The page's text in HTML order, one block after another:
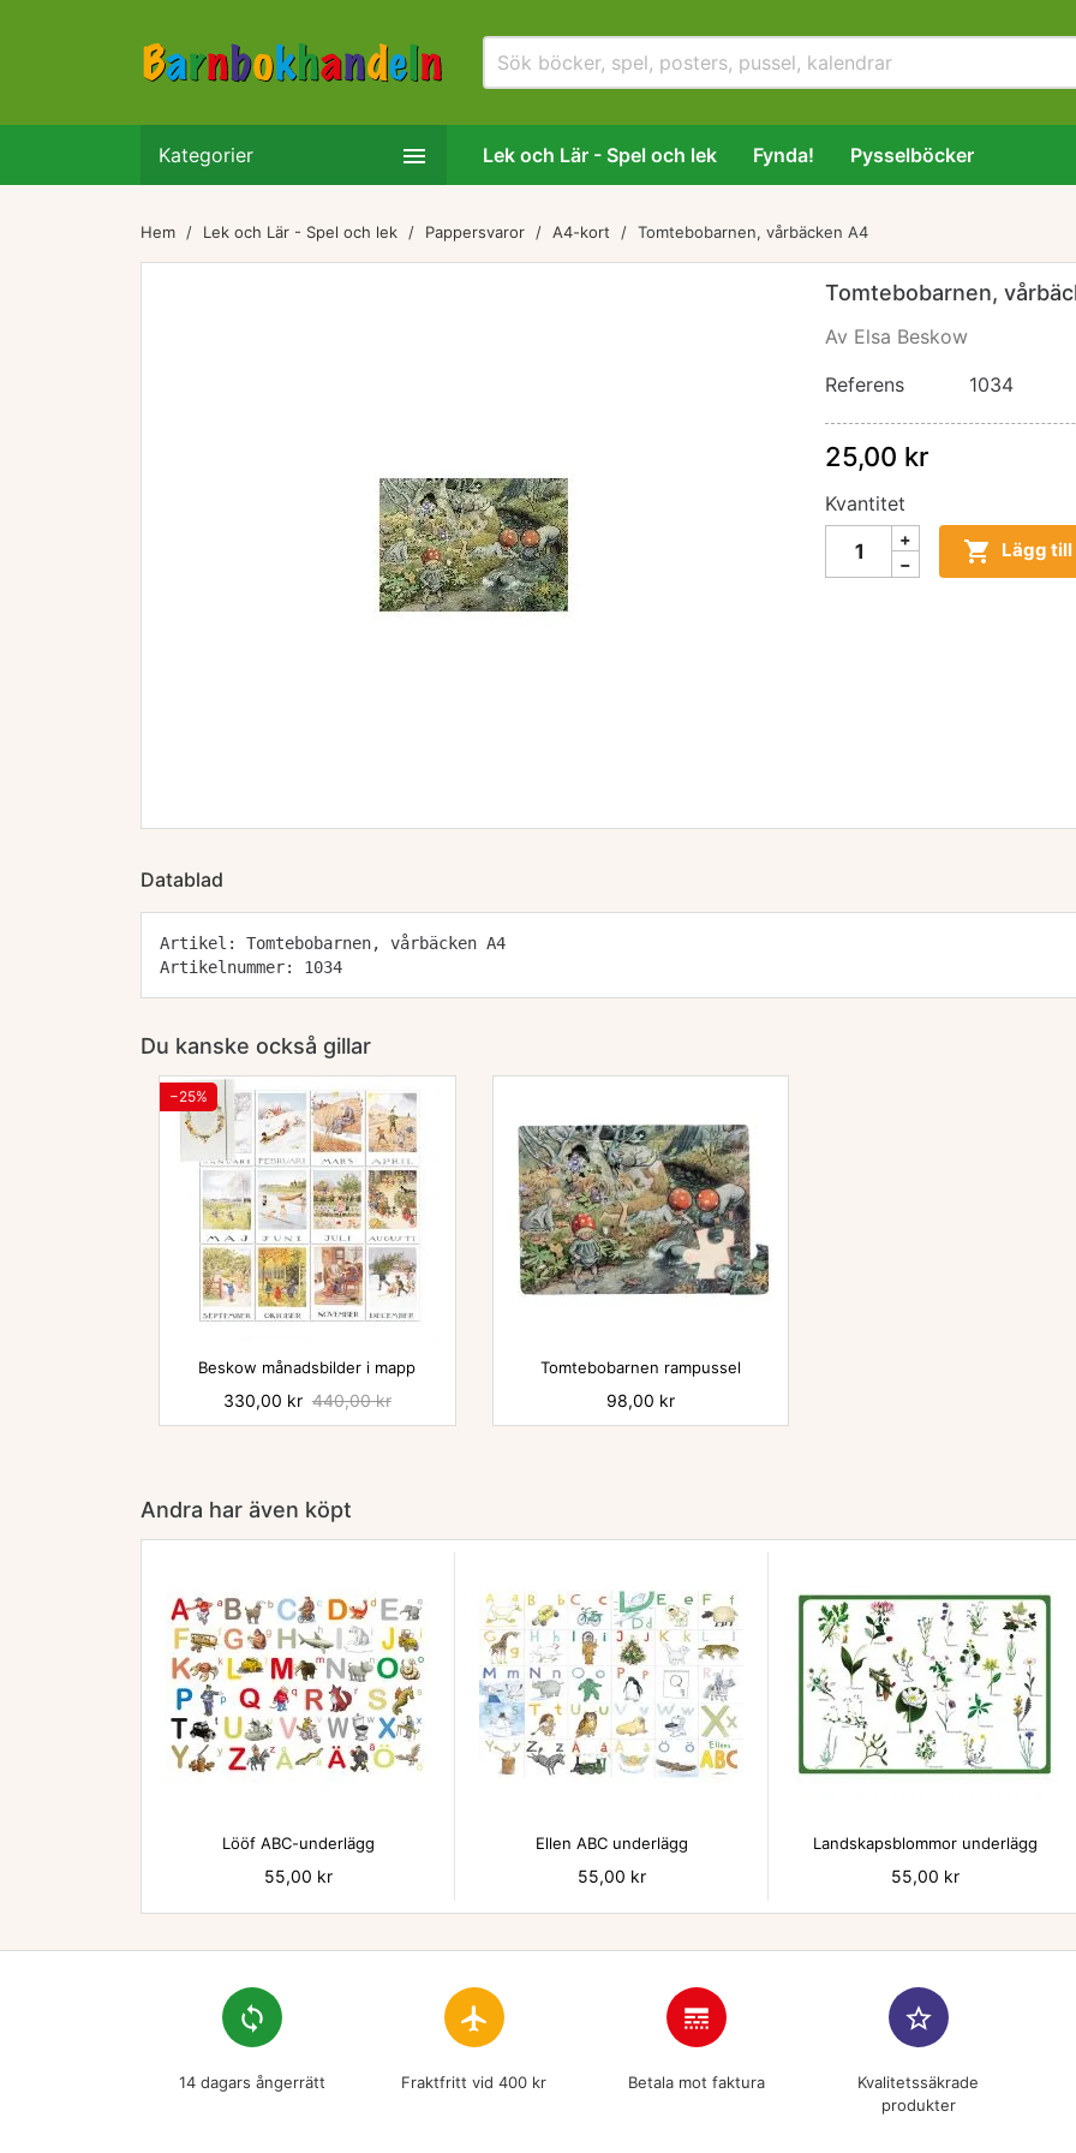
Kategorier  Lek och Lär - Spel och lek Fynda! Pysselböcker
Hem Lek och Lär - Spel och lek Pappersvaror A4-kort Tomtebobarnen, vårbäcken A4
Tomtebobarnen,
Av Elsa Beskow
Referens
1034
25,00 kr
Kvantitet
 Lägg
Datablad
Artikel: Tomtebobarnen, vårbäcken A4
Artikelnummer: 1034
Du kanske också gillar
−25%

Beskow månadsbilder i mapp
Pris
330,00 kr Baspris
440,00 kr
Tomtebobarnen rampussel
Pris
98,00 kr
Andra har även köpt

Lööf ABC-underlägg
Pris
55,00 kr

Ellen ABC underlägg
Pris
55,00 kr
Landskapsblommor underlägg
Pris
55,00 kr
loop
14 dagars ångerrätt
flight
Fraktfritt vid 400 kr
line_style
Betala mot faktura
star_border
Kvalitetssäkrade
produkter